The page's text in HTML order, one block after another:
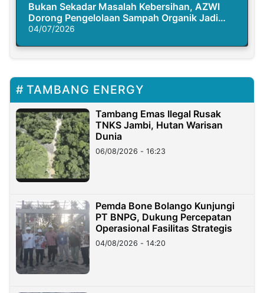
Bukan Sekadar Masalah Kebersihan, AZWI
Dorong Pengelolaan Sampah Organik Jadi
Solusi Krisis Iklim
04/07/2026
TAMBANG ENERGY
Tambang Emas Ilegal Rusak
TNKS Jambi, Hutan Warisan
Dunia
06/08/2026 - 16:23
Pemda Bone Bolango Kunjungi
PT BNPG, Dukung Percepatan
Operasional Fasilitas Strategis
04/08/2026 - 14:20